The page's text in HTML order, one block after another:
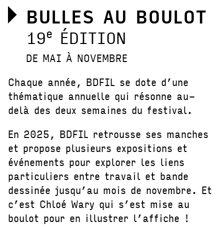
BULLES AU BOULOT
19e ÉDITION
DE MAI À NOVEMBRE
Chaque année, BDFIL se dote d’une
thématique annuelle qui résonne au-
delà des deux semaines du festival.
En 2025, BDFIL retrousse ses manches
et propose plusieurs expositions et
événements pour explorer les liens
particuliers entre travail et bande
dessinée jusqu’au mois de novembre. Et
c’est Chloé Wary qui s’est mise au
boulot pour en illustrer l’affiche !